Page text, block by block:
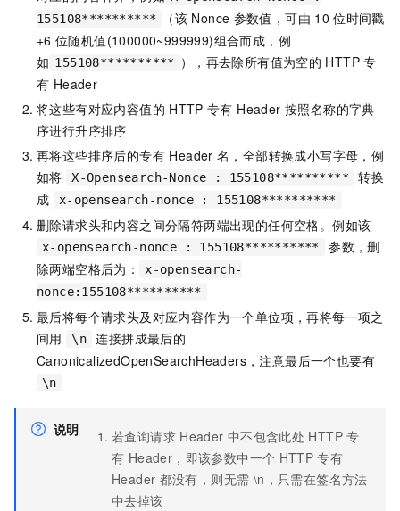
155108**********
（该 Nonce 参数值，可由 10 位时间戳
+6 位随机值(100000~999999)组合而成，例
如 155108********** ），再去除所有值为空的 HTTP 专
有 Header
将这些有对应内容值的 HTTP 专有 Header 按照名称的字典
序进行升序排序
再将这些排序后的专有 Header 名，全部转换成小写字母，例
如将
X-Opensearch-Nonce : 155108**********
转换
成
x-opensearch-nonce : 155108**********
删除请求头和内容之间分隔符两端出现的任何空格。例如该
x-opensearch-nonce : 155108**********
参数，删
除两端空格后为：
x-opensearch-
nonce:155108**********
最后将每个请求头及对应内容作为一个单位项，再将每一项之
间用
\n
连接拼成最后的
CanonicalizedOpenSearchHeaders，注意最后一个也要有
\n
说明 若查询请求 Header 中不包含此处 HTTP 专
有 Header，即该参数中一个 HTTP 专有
Header 都没有，则无需 \n，只需在签名方法
中去掉该